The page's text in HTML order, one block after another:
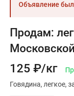
Объявление
Продам:
125 ₽/кг
Говядина легкое